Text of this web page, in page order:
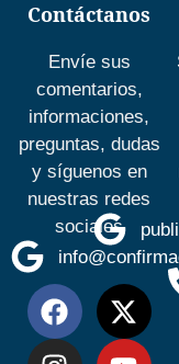
Contáctanos
Envíe sus
comentarios,
informaciones,
preguntas, dudas
y síguenos en
nuestras redes
sociales